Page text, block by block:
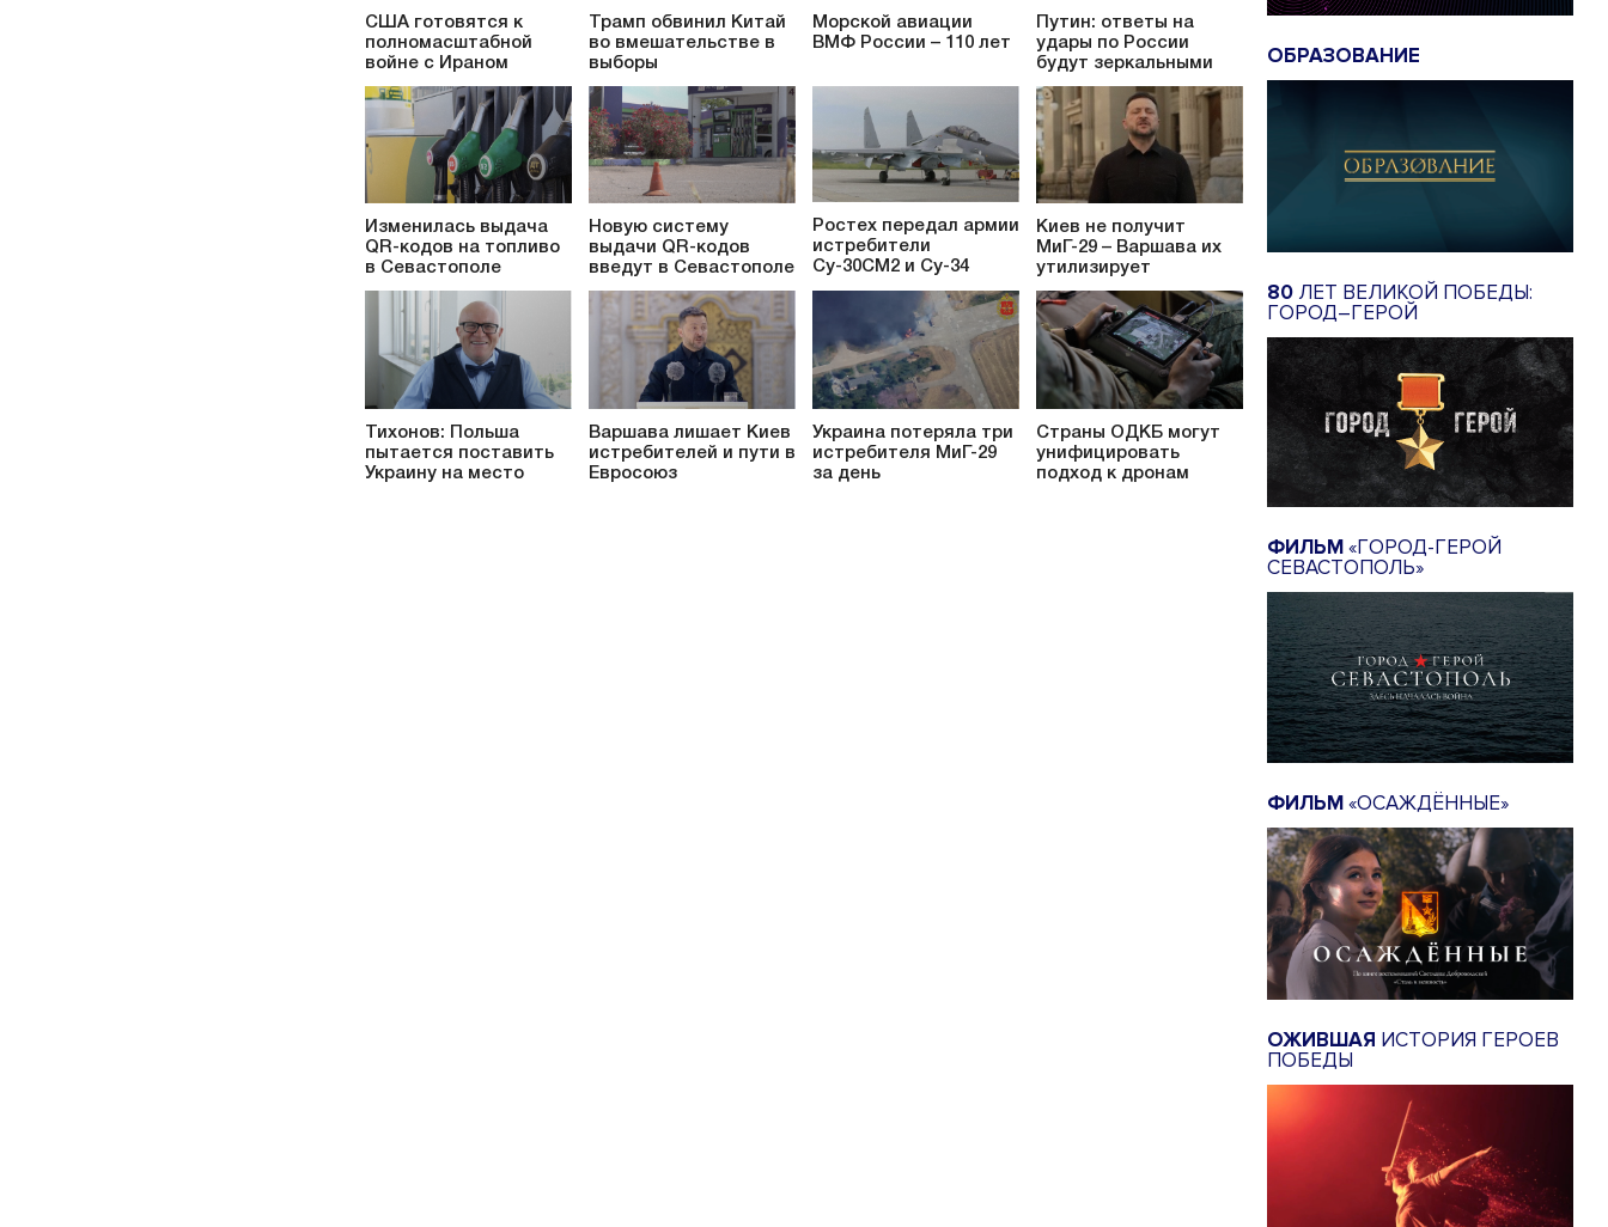
США готовятся к
полномасштабной
войне с Ираном
Трамп обвинил Китай
во вмешательстве в
выборы
Морской авиации
ВМФ России – 110 лет
Путин: ответы на
удары по России
будут зеркальными
Изменилась выдача
QR-кодов на топливо
в Севастополе
Новую систему
выдачи QR-кодов
введут в Севастополе
Ростех передал армии
истребители
Су-30СМ2 и Су-34
Киев не получит
МиГ-29 – Варшава их
утилизирует
Тихонов: Польша
пытается поставить
Украину на место
Варшава лишает Киев
истребителей и пути в
Евросоюз
Украина потеряла три
истребителя МиГ-29
за день
Страны ОДКБ могут
унифицировать
подход к дронам
ОБРАЗОВАНИЕ
80 ЛЕТ ВЕЛИКОЙ ПОБЕДЫ:
ГОРОД–ГЕРОЙ
ФИЛЬМ«ГОРОД-ГЕРОЙ
СЕВАСТОПОЛЬ»
ФИЛЬМ«ОСАЖДЁННЫЕ»
ОЖИВШАЯ ИСТОРИЯ ГЕРОЕВ
ПОБЕДЫ